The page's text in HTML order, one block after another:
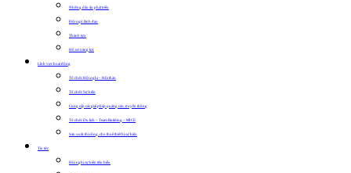
Những dấu ấn phát triển
Đội ngũ lãnh đạo
Thành tựu
Hồ sơ năng lực
Lĩnh vực hoạt động
Tổ chức Hội nghị – Hội thảo
Tổ chức Sự kiện
Cung cấp các giải pháp quảng cáo, truyền thông
Tổ chức Du lịch – Team Building – MICE
Sản xuất, thi công, cho thuê thiết bị sự kiện
Tin tức
Hội nghị sự kiện tiêu biểu